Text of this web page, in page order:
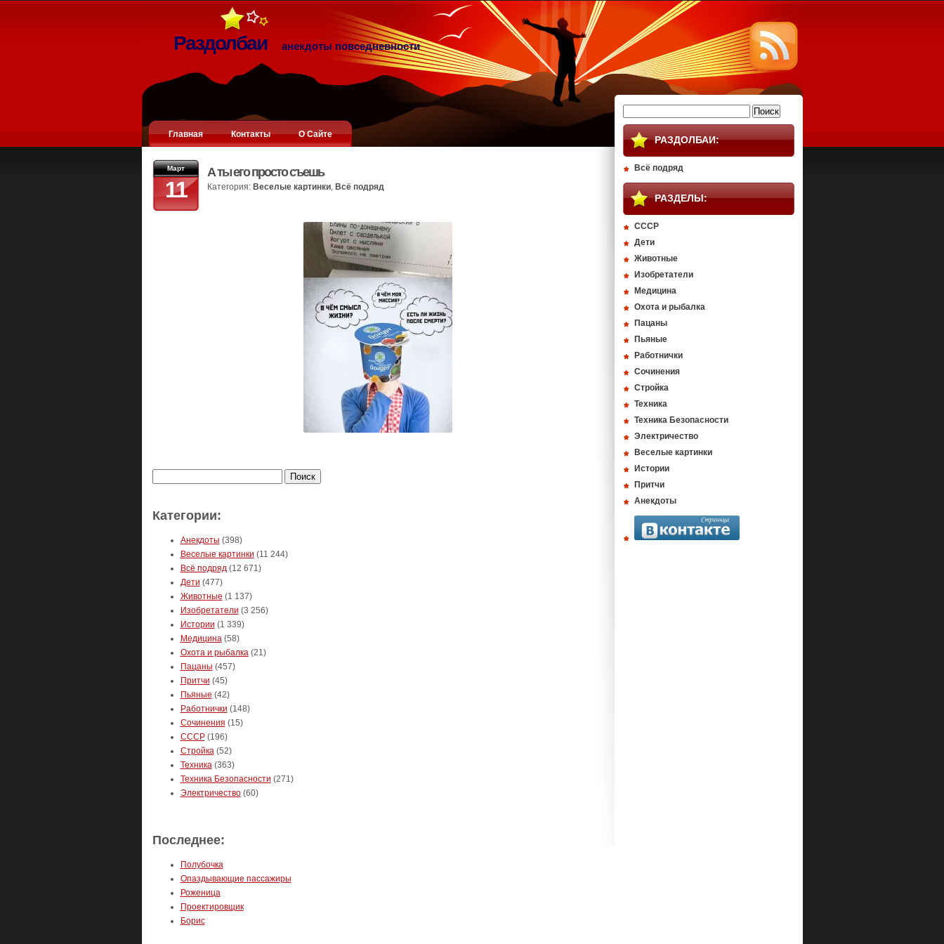
Раздолбаи анекдоты повседневности
Главная Контакты О Сайте
Март
11
А ты его просто съешь
Категория: Веселые картинки, Всё подряд
Категории:
Анекдоты (398)
Веселые картинки (11 244)
Всё подряд(12 671)
Дети (477)
Животные (1 137)
Изобретатели (3 256)
Истории (1 339)
Медицина(58)
Охота и рыбалка(21)
Пацаны (457)
Притчи (45)
Пьяные (42)
Работнички (148)
Сочинения (15)
СССР(196)
Стройка(52)
Техника(363)
Техника Безопасности (271)
Электричество(60)
Последнее:
Полубочка
Опаздывающие пассажиры
Роженица
Проектировщик
Борис
РАЗДОЛБАИ:
Всё подряд
РАЗДЕЛЫ:
СССР
Дети
Животные
Изобретатели
Медицина
Охота и рыбалка
Пацаны
Пьяные
Работнички
Сочинения
Стройка
Техника
Техника Безопасности
Электричество
Веселые картинки
Истории
Притчи
Анекдоты